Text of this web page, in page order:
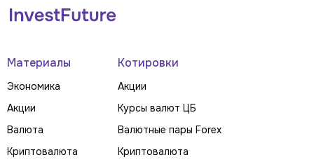
Материалы
Экономика
Акции
Валюта
Криптовалюта
Котировки
Акции
Курсы валют ЦБ
Валютные пары Forex
Криптовалюта